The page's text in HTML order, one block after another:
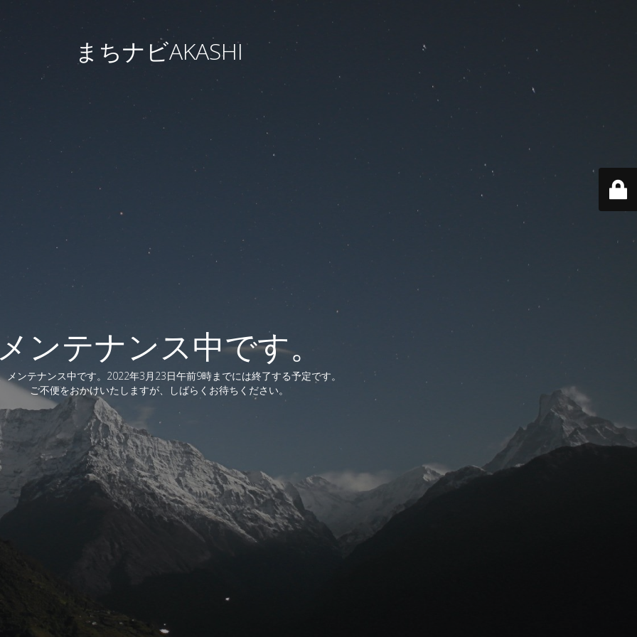
まちナビAKASHI
ンテナンス中です。
メンテナンス中です。2022年3月23日午前9時までには終了する予定です。
ご不便をおかけいたしますが、しばらくお待ちください。